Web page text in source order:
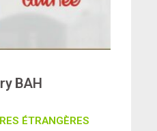
BAH
ÉTRANGÈRES